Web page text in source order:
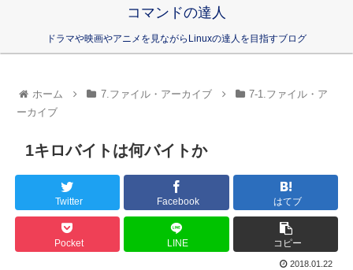
コマンドの達人
ドラマや映画やアニメを見ながらLinuxの達人を目指すブログ
ホーム 7.ファイル・アーカイブ
7-1.ファイル・ア
ーカイブ
1キロバイトは何バイトか
Twitter Facebook はてブ
Pocket LINE コピー
2018.01.22